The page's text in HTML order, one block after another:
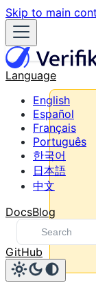
Skip to main
Language
English
Español
Français
Português
한국어
日本語
中文
DocsBlog
GitHub